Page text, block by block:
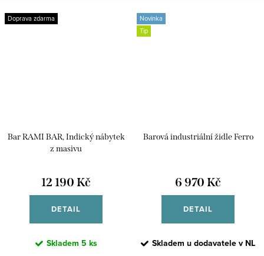
Doprava zdarma
Bar RAMI BAR, Indický nábytek
z masivu
12 190 Kč
DETAIL
Skladem 5 ks
Novinka
Tip
Barová industriální židle Ferro
6 970 Kč
DETAIL
Skladem u dodavatele v NL